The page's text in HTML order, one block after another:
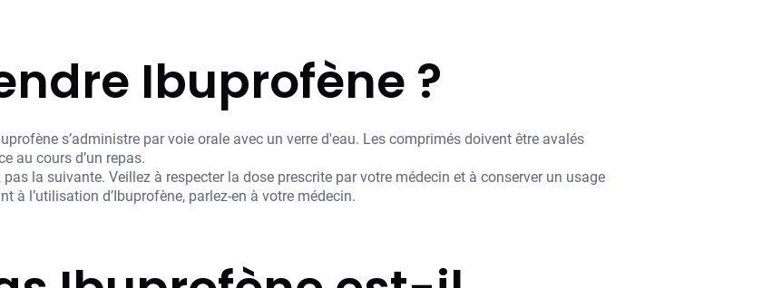
Ibuprofène ?
s’administre par voie orale avec un verre d'eau. Les comprimés doivent être avalés
au cours d’un repas.
pas la suivante. Veillez à respecter la dose prescrite par votre médecin et à conserver un usage
à l’utilisation d’Ibuprofène, parlez-en à votre médecin.